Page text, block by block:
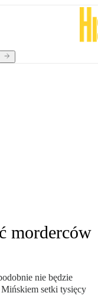
morderców
nie będzie
Mińskiem setki tysięcy